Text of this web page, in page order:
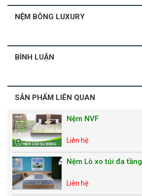
NỆM BÔNG LUXURY
BÌNH LUẬN
SẢN PHẨM LIÊN QUAN
Nệm NVF
Liên hệ
Nệm Lò xo túi đa tầng
Liên hệ